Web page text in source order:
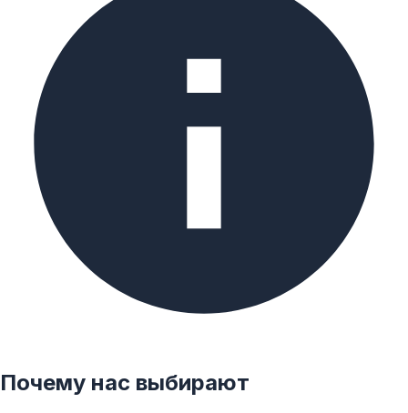
Компенсатор необходим для преодоления
расширения трубопровода вследствие нагрева,
возникающего у стенок оборудования, а так же
осуществляет задачу разделения проходящих по
системе составов.
Таким образом, данные устройства служат для
обеспечения бесперебойной и ритмичной работы
трубопроводов.
На сегодняшний момент компания «Металл -
Поставка» готова предложить своим
клиентам несколько видов компенсаторов:
Компенсаторы для систем отопления;
Компенсаторы сальниковые;
Компенсаторы сильфонные;
Компенсаторы линзовые;
Почему нас выбирают